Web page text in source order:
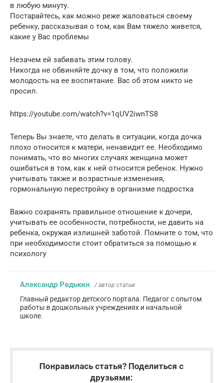
в любую минуту.
Постарайтесь, как можно реже жаловаться своему
ребенку, рассказывая о том, как Вам тяжело живется,
какие у Вас проблемы
Незачем ей забивать этим голову.
Никогда не обвиняйте дочку в том, что положили
молодость на ее воспитание. Вас об этом никто не
просил.
https://youtube.com/watch?v=1qUV2iwnTS8
Теперь Вы знаете, что делать в ситуации, когда дочка
плохо относится к матери, ненавидит ее. Необходимо
понимать, что во многих случаях женщина может
ошибаться в том, как к ней относится ребенок. Нужно
учитывать также и возрастные изменения,
гормональную перестройку в организме подростка
Важно сохранять правильное отношение к дочери,
учитывать ее особенности, потребности, не давить на
ребенка, окружая излишней заботой. Помните о том, что
при необходимости стоит обратиться за помощью к
психологу
Александр Редькин / автор статьи
Главный редактор детского портала. Педагог с опытом
работы в дошкольных учреждениях и начальной
школе.
Понравилась статья? Поделиться с
друзьями: